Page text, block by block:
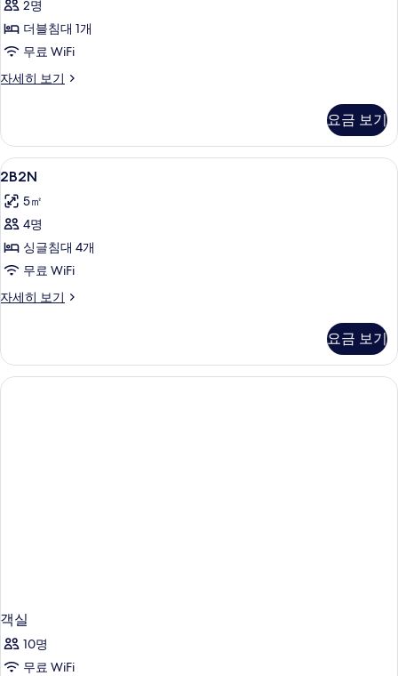
2
Queen
Beds
)
모
두
보
기
원
(King
2
자
세
히
보
기
모
두
보
기
2명
더블침대 1개
무료 WiFi
자세히 보기
STQQ
보
기
요금 보기
2B2N
사
진
모
두
보
기
책상, 암막 커튼, 방음 설비, 다리미/다
2
2B2N
5㎡
4명
싱글침대 4개
무료 WiFi
자세히 보기
2B2N
보
기
요금 보기
객실
10명
무료 WiFi